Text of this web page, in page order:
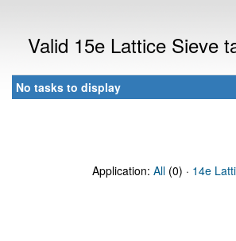
Valid 15e Lattice Sieve
No tasks to display
Application: All (0) · 14e